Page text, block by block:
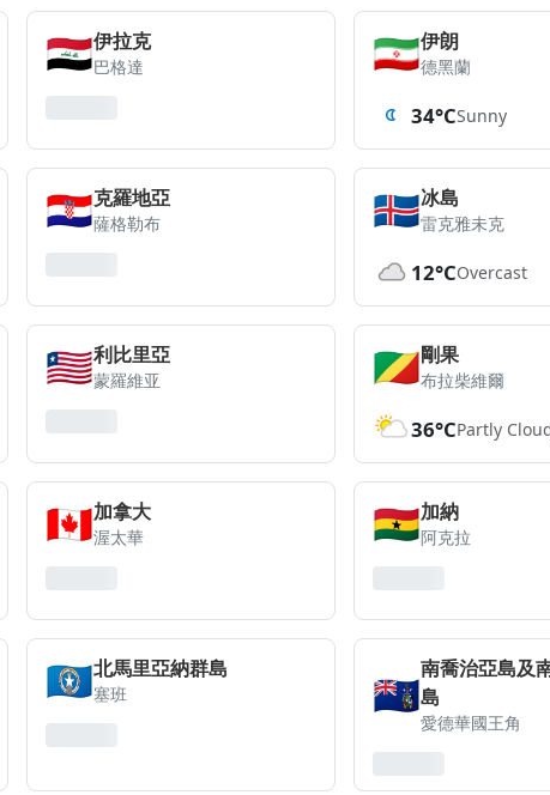
🇮🇶伊拉克
巴格達 🇮🇷伊朗
德黑蘭
34°CSunny
🇭🇷克羅地亞
薩格勒布 🇮🇸冰島
雷克雅未克
12°COvercast
🇱🇷利比里亞
蒙羅維亚 🇨🇬剛果
布拉柴維爾
36°CPartly
🇨🇦加拿大
渥太華 🇬🇭加納
阿克拉
🇲🇵北馬里亞納群島
塞班 🇬🇸南喬治亞島及
島
愛德華國王角